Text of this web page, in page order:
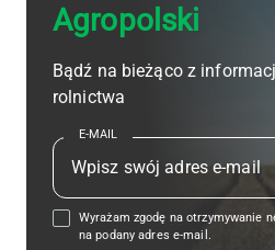
Agropolski
Bądź na bieżąco z
rolnictwa
E-MAIL
Wyrażam zgodę na otrzymywanie
na podany adres e-mail.